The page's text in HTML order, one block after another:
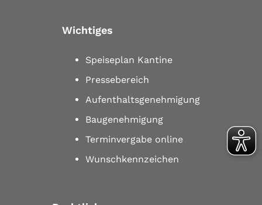
Wichtiges
Speiseplan Kantine
Pressebereich
Aufenthaltsgenehmigung
Baugenehmigung
Terminvergabe online
Wunschkennzeichen